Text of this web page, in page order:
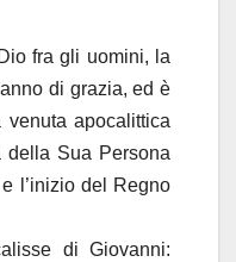
fra gli uomini, la
di grazia, ed è
apocalittica
della Sua Persona
l’inizio del Regno
di Giovanni: